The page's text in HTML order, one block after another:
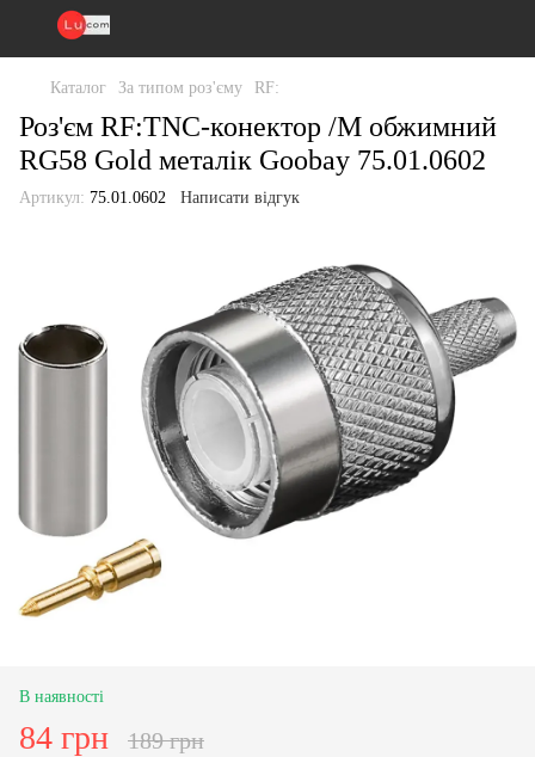
Каталог За типом роз'єму RF:
Роз'єм RF:TNC-конектор /M обжимний
RG58 Gold металік Goobay 75.01.0602
Артикул: 75.01.0602 Написати відгук
В наявності
84 грн 189 грн